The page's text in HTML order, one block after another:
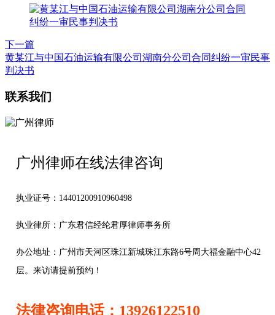
下一篇
黄某江与中国石油运输有限公司湖南分公司合同纠纷一审民事
判决书
联系我们
广州律师在线法律咨询
执业证号：14401200910960498
执业律所：广东君信经纶君厚律师事务所
办公地址： 广州市天河区珠江新城珠江东路6号周大福金融中心42
层。来访请提前预约！
法律咨询电话：13926122510